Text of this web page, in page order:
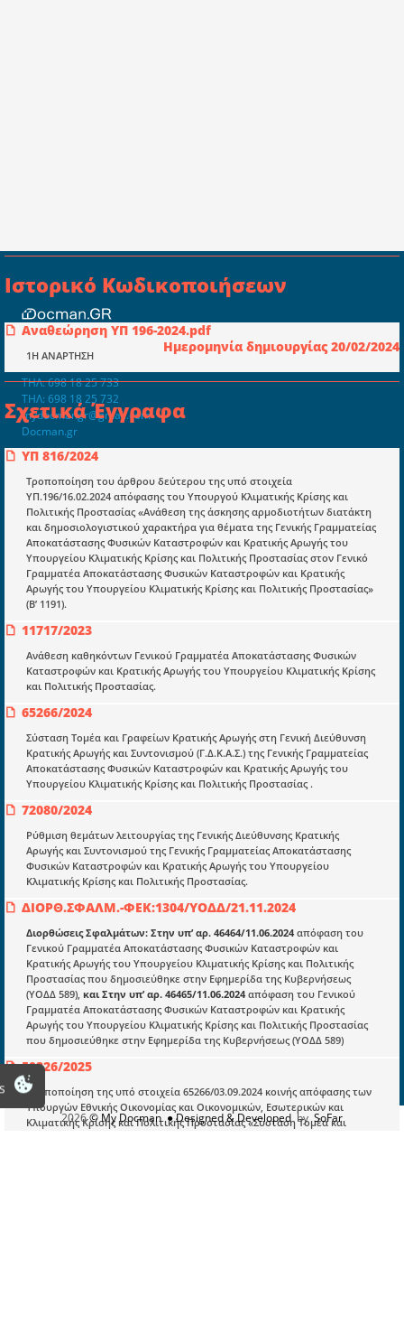
Ιστορικό Κωδικοποιήσεων
Αναθεώρηση ΥΠ 196-2024.pdf
Ημερομηνία δημιουργίας 20/02/2024
1Η ΑΝΑΡΤΗΣΗ
Σχετικά Έγγραφα
ΥΠ 816/2024
Τροποποίηση του άρθρου δεύτερου της υπό στοιχεία
ΥΠ.196/16.02.2024 απόφασης του Υπουργού Κλιματικής Κρίσης και
Πολιτικής Προστασίας «Ανάθεση της άσκησης αρμοδιοτήτων διατάκτη
και δημοσιολογιστικού χαρακτήρα για θέματα της Γενικής Γραμματείας
Αποκατάστασης Φυσικών Καταστροφών και Κρατικής Αρωγής του
Υπουργείου Κλιματικής Κρίσης και Πολιτικής Προστασίας στον Γενικό
Γραμματέα Αποκατάστασης Φυσικών Καταστροφών και Κρατικής
Αρωγής του Υπουργείου Κλιματικής Κρίσης και Πολιτικής Προστασίας»
(Β’ 1191).
11717/2023
Ανάθεση καθηκόντων Γενικού Γραμματέα Αποκατάστασης Φυσικών
Καταστροφών και Κρατικής Αρωγής του Υπουργείου Κλιματικής Κρίσης
και Πολιτικής Προστασίας.
65266/2024
Σύσταση Τομέα και Γραφείων Κρατικής Αρωγής στη Γενική Διεύθυνση
Κρατικής Αρωγής και Συντονισμού (Γ.Δ.Κ.Α.Σ.) της Γενικής Γραμματείας
Αποκατάστασης Φυσικών Καταστροφών και Κρατικής Αρωγής του
Υπουργείου Κλιματικής Κρίσης και Πολιτικής Προστασίας .
72080/2024
Ρύθμιση θεμάτων λειτουργίας της Γενικής Διεύθυνσης Κρατικής
Αρωγής και Συντονισμού της Γενικής Γραμματείας Αποκατάστασης
Φυσικών Καταστροφών και Κρατικής Αρωγής του Υπουργείου
Κλιματικής Κρίσης και Πολιτικής Προστασίας.
ΔΙΟΡΘ.ΣΦΑΛΜ.-ΦΕΚ:1304/ΥΟΔΔ/21.11.2024
Διορθώσεις Σφαλμάτων: Στην υπ’ αρ. 46464/11.06.2024 απόφαση του
Γενικού Γραμματέα Αποκατάστασης Φυσικών Καταστροφών και
Κρατικής Αρωγής του Υπουργείου Κλιματικής Κρίσης και Πολιτικής
Προστασίας που δημοσιεύθηκε στην Εφημερίδα της Κυβερνήσεως
(ΥΟΔΔ 589), και Στην υπ’ αρ. 46465/11.06.2024 απόφαση του Γενικού
Γραμματέα Αποκατάστασης Φυσικών Καταστροφών και Κρατικής
Αρωγής του Υπουργείου Κλιματικής Κρίσης και Πολιτικής Προστασίας
που δημοσιεύθηκε στην Εφημερίδα της Κυβερνήσεως (ΥΟΔΔ 589)
59326/2025
Τροποποίηση της υπό στοιχεία 65266/03.09.2024 κοινής απόφασης των
Υπουργών Εθνικής Οικονομίας και Οικονομικών, Εσωτερικών και
Κλιματικής Κρίσης και Πολιτικής Προστασίας «Σύσταση Τομέα και
Συμβουλευτική ελεγκτική ιδιωτική
κεφαλαιουχική εταιρεία Ι.Κ.Ε
ΤΗΛ: 698 18 25 733
ΤΗΛ: 698 18 25 732
mydocmangr@gmail.com
Docman.gr
Ποιοί είμαστε;
Μια πολυετής εθελοντική προσπάθεια που
μετατράπηκε σε επιχειρηματική οντότητα και φιλοδοξεί να συμβάλλει
στην διάδοση της γνώσης.
Επικαιρότητα
Νόμοι και προεδρικά διατάγματα
Υπουργικές αποφάσεις
Νομολογία και Γνωμοδοτήσεις ΝΣΚ
Πληροφορίες
Εγγραφή
Οδηγίες Εγγραφής
Βοηθός Αναζήτησης
Οροι χρησης ιστοτοπου
2026© My Docman ● Designed & DevelopedbySoFar